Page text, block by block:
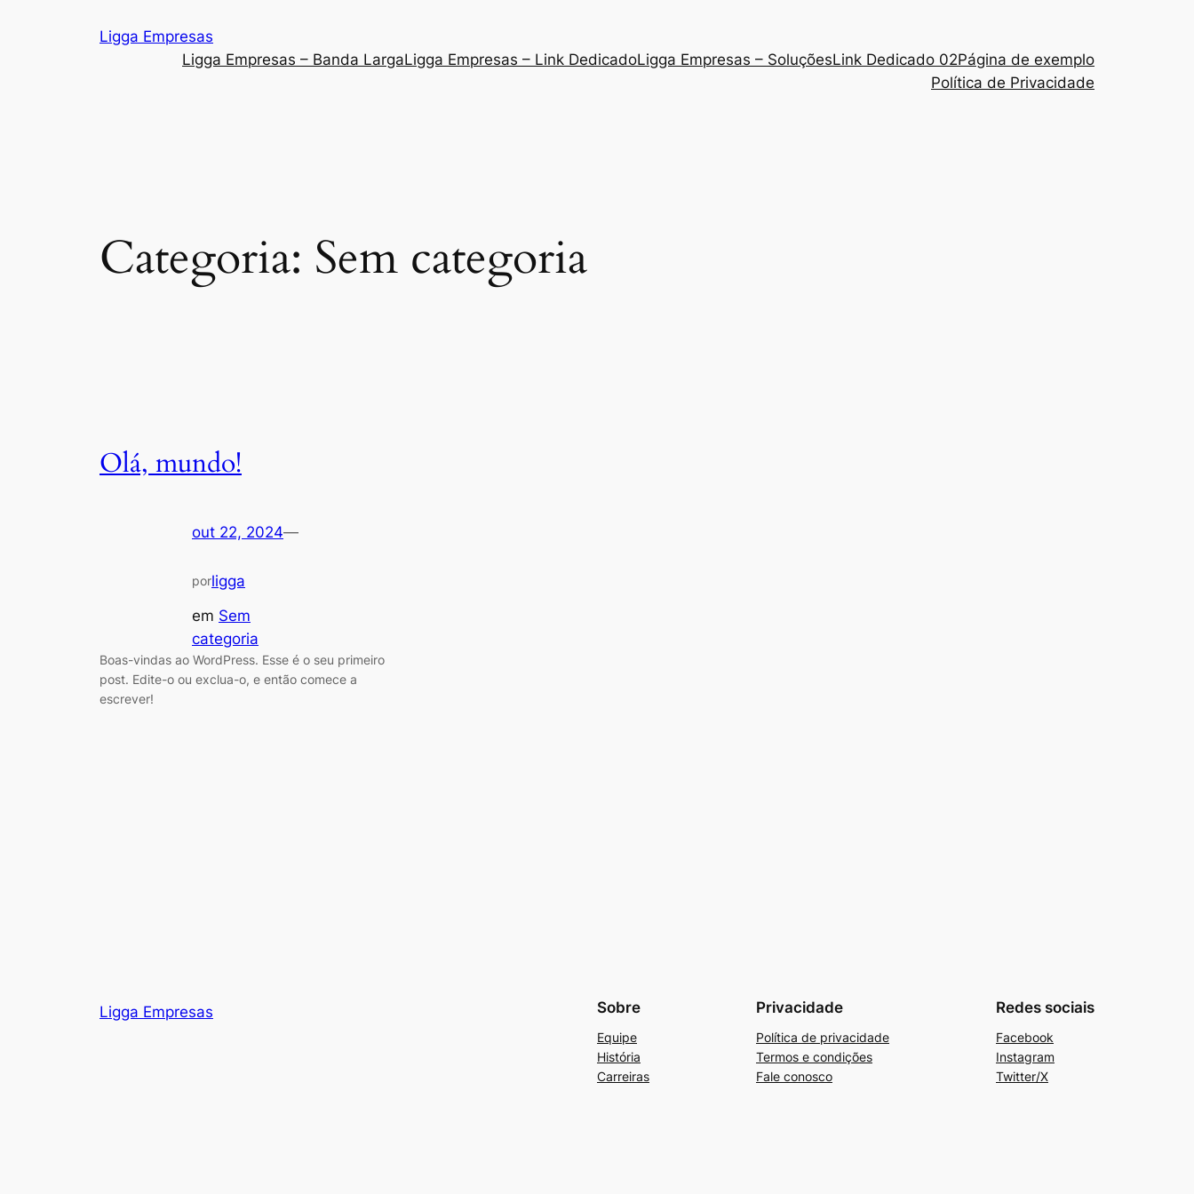
Ligga Empresas
Ligga Empresas – Banda LargaLigga Empresas – Link DedicadoLigga Empresas – SoluçõesLink Dedicado 02Página de exemplo
Política de Privacidade
Categoria: Sem categoria
Olá, mundo!
out 22, 2024—
porligga
em Sem
categoria
Boas-vindas ao WordPress. Esse é o seu primeiro
post. Edite-o ou exclua-o, e então comece a
escrever!
Ligga Empresas Sobre
Equipe
História
Carreiras
Privacidade
Política de privacidade
Termos e condições
Fale conosco
Redes sociais
Facebook
Instagram
Twitter/X